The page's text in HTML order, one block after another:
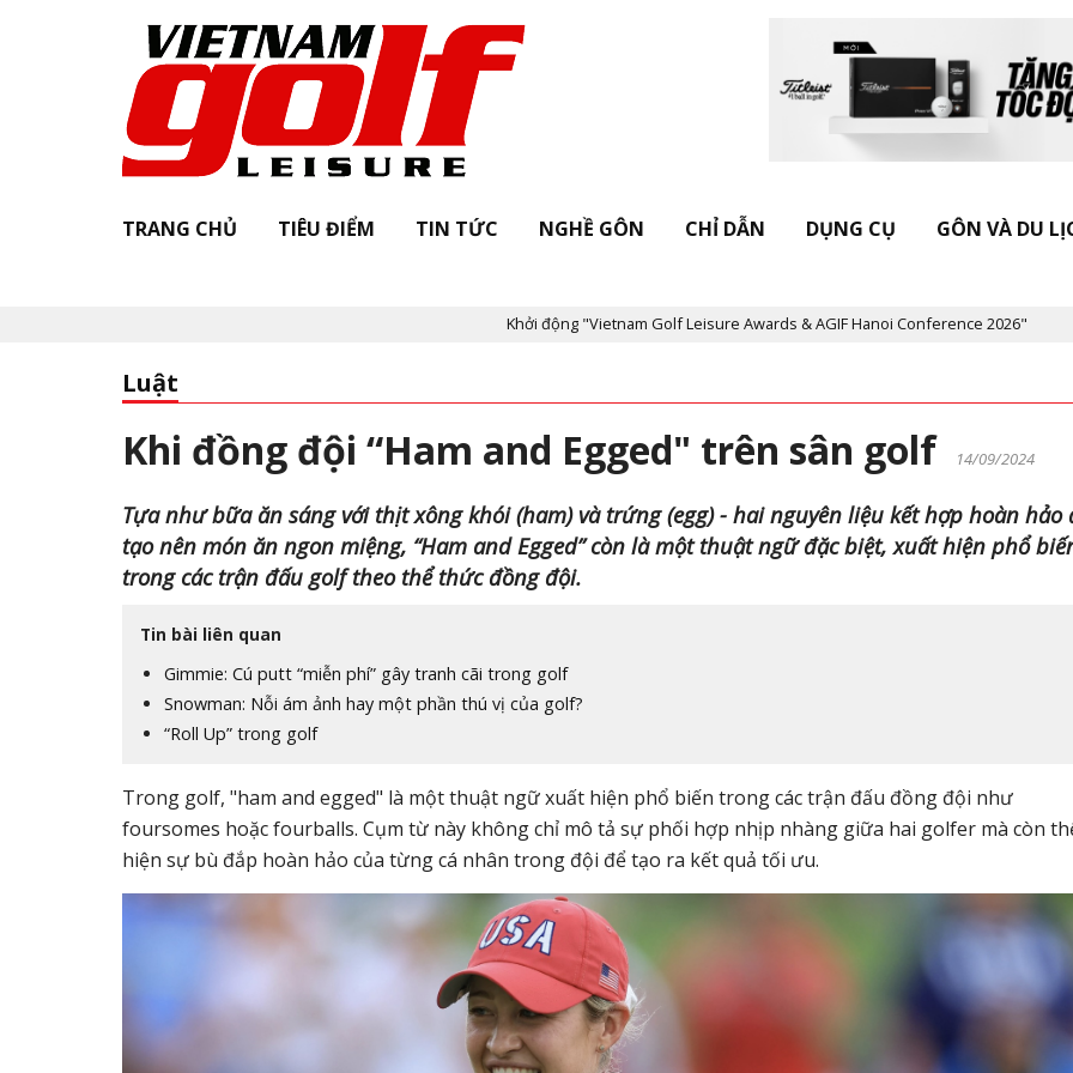
TRANG CHỦ TIÊU ĐIỂM TIN TỨC NGHỀ GÔN CHỈ DẪN DỤNG CỤ GÔN VÀ DU
Khởi động "Vietnam Golf Leisure Awards & AGIF Hanoi Conference 2026"
Luật
Khi đồng đội “Ham and Egged" trên sân golf 14/09/2024
Tựa như bữa ăn sáng với thịt xông khói (ham) và trứng (egg) - hai nguyên liệu kết hợp hoàn hảo
tạo nên món ăn ngon miệng, “Ham and Egged” còn là một thuật ngữ đặc biệt, xuất hiện phổ
trong các trận đấu golf theo thể thức đồng đội.
Tin bài liên quan
Gimmie: Cú putt “miễn phí” gây tranh cãi trong golf
Snowman: Nỗi ám ảnh hay một phần thú vị của golf?
“Roll Up” trong golf
Trong golf, "ham and egged" là một thuật ngữ xuất hiện phổ biến trong các trận đấu đồng đội như
foursomes hoặc fourballs. Cụm từ này không chỉ mô tả sự phối hợp nhịp nhàng giữa hai golfer mà còn
hiện sự bù đắp hoàn hảo của từng cá nhân trong đội để tạo ra kết quả tối ưu.